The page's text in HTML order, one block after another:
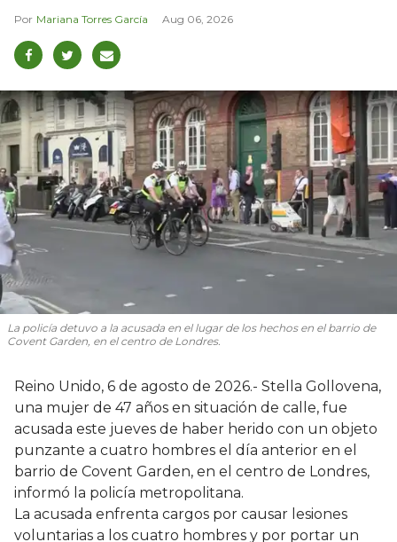
Mariana Torres García Aug 06, 2026
La policía detuvo a la acusada en el lugar de los hechos en el barrio de
Covent Garden, en el centro de Londres.
Reino Unido, 6 de agosto de 2026.- Stella Gollovena,
una mujer de 47 años en situación de calle, fue
acusada este jueves de haber herido con un objeto
punzante a cuatro hombres el día anterior en el
barrio de Covent Garden, en el centro de Londres,
informó la policía metropolitana.
La acusada enfrenta cargos por causar lesiones
voluntarias a los cuatro hombres y por portar un